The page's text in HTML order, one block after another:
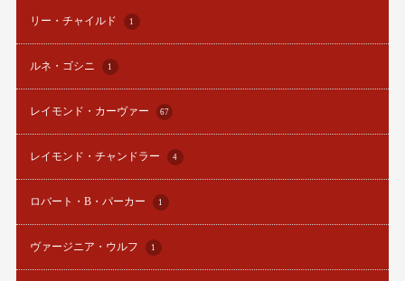
リー・チャイルド 1
ルネ・ゴシニ 1
レイモンド・カーヴァー 67
レイモンド・チャンドラー 4
ロバート・B・パーカー 1
ヴァージニア・ウルフ 1